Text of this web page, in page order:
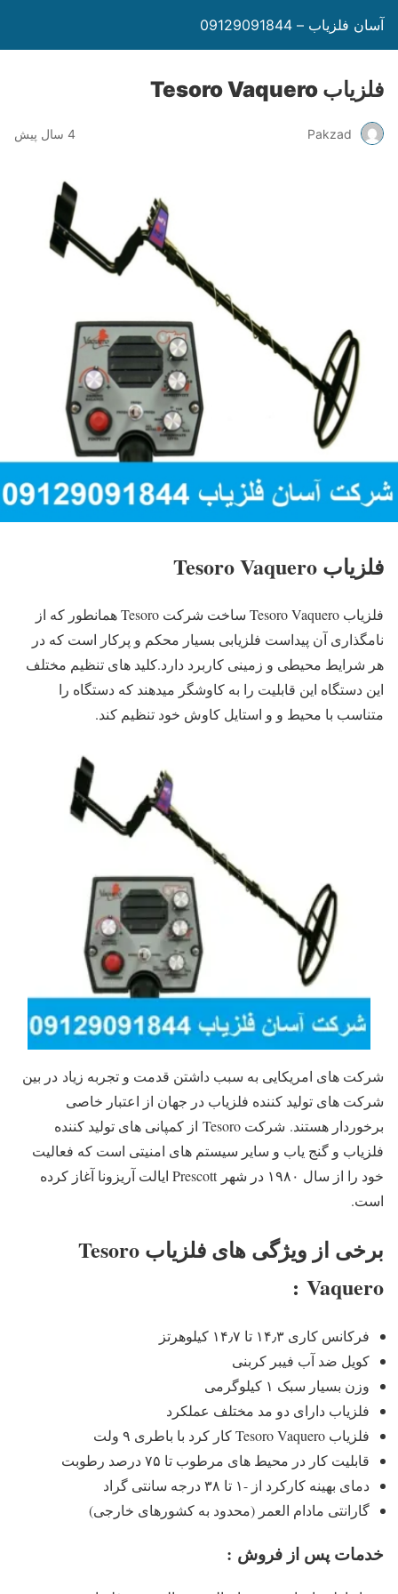
آسان فلزیاب – 09129091844
فلزیاب Tesoro Vaquero
Pakzad 4 سال پیش
فلزیاب Tesoro Vaquero
فلزیاب Tesoro Vaquero ساخت شرکت Tesoro همانطور که از
نامگذاری آن پیداست فلزیابی بسیار محکم و پرکار است که در
هر شرایط محیطی و زمینی کاربرد دارد.کلید های تنظیم مختلف
این دستگاه این قابلیت را به کاوشگر میدهند که دستگاه را
متناسب با محیط و و استایل کاوش خود تنظیم کند.
شرکت های امریکایی به سبب داشتن قدمت و تجربه زیاد در بین
شرکت های تولید کننده فلزیاب در جهان از اعتبار خاصی
برخوردار هستند. شرکت Tesoro از کمپانی های تولید کننده
فلزیاب و گنج یاب و سایر سیستم های امنیتی است که فعالیت
خود را از سال ۱۹۸۰ در شهر Prescott ایالت آریزونا آغاز کرده
است.
برخی از ویژگی های فلزیاب Tesoro
Vaquero :
فرکانس کاری ۱۴٫۳ تا ۱۴٫۷ کیلوهرتز
کویل ضد آب فیبر کربنی
وزن بسیار سبک ۱ کیلوگرمی
فلزیاب دارای دو مد مختلف عملکرد
فلزیاب Tesoro Vaquero کار کرد با باطری ۹ ولت
قابلیت کار در محیط های مرطوب تا ۷۵ درصد رطوبت
دمای بهینه کارکرد از -۱ تا ۳۸ درجه سانتی گراد
گارانتی مادام العمر (محدود به کشورهای خارجی)
خدمات پس از فروش :